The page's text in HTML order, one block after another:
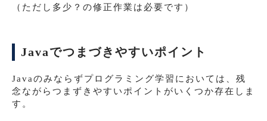
（ただし多少？の修正作業は必要です）
Javaでつまづきやすいポイント
Javaのみならずプログラミング学習においては、残
念ながらつまずきやすいポイントがいくつか存在しま
す。